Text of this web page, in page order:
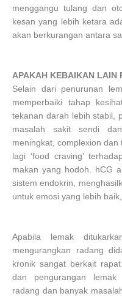
menggangu tulang dan
kesan yang lebih ketara
akan berkurangan antara
APAKAH KEBAIKAN LAIN
Selain dari penurunan
memperbaiki tahap
tekanan darah lebih stabil,
masalah sakit sendi
meningkat, complexion
lagi ‘food craving’
makan yang hodoh. hCG
sistem endokrin,
untuk emosi yang lebih
Apabila lemak
mengurangkan radang
kronik sangat berkait
dan pengurangan
radang dan banyak